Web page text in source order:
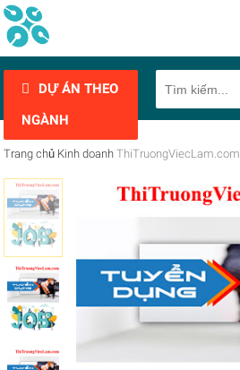
DỰ ÁN THEO
NGÀNH
Trang chủ Kinh doanh ThiTruongViecLam.com